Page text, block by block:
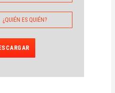
¿QUIÉN ES QUIÉN?